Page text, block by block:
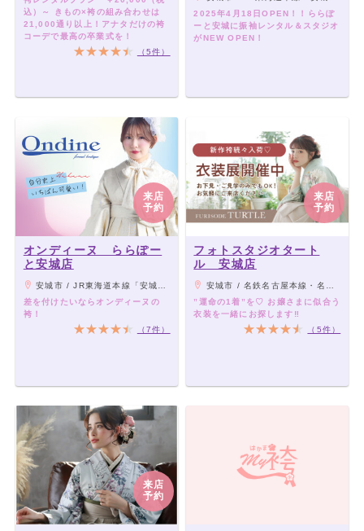
込）～ きもの×袴の組み合わせは
21,000通り以上！アナタだけの袴
コーデで最高の卒業式を！
（5件）
2025年4月18日OPEN！！ららぽ
ーと安城に振袖レンタル＆スタジオ
がNEW OPEN！
来店
予約
オンディーヌ ららぽー
と安城店
安城市 / JR東海道本線「安城駅」より車8分、名古屋鉄道西尾線「北安城駅」より車7分
差を付けたいならオンディーヌの
袴！
（7件）
来店
予約
フォトスタジオタート
ル 安城店
安城市 / 名鉄名古屋本線・名鉄西尾線「新安城駅」より徒歩7分
”運命の1着”を♡ お嬢さまに似合う
衣装を一緒にお探します‼︎
（5件）
来店
予約